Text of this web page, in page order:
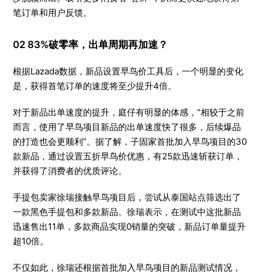
笔订单和用户反馈。
02 83%破零率，出单周期再加速？
根据Lazada数据，新品设置早鸟价工具后，一个明显的变化
是，获得首笔订单的速度将至少提升4倍。
对于新品出单速度的提升，庭仔有明显的体感，“相较于之前
而言，使用了早鸟项目新品的出单速度快了很多，后续爆品
的打造也会更顺利”。据了解，子固家首批加入早鸟项目的30
款新品，通过设置五折早鸟价优惠，有25款迅速斩获订单，
并获得了消费者的优质评论。
手提包卖家徐瑞接触早鸟项目后，尝试从泰国站点筛选出了
一款黑色手提包和多款新品。徐瑞表示，在测试中这批新品
迅速售出11单，多款商品实现0销量的突破，新品订单量提升
超10倍。
不仅如此，徐瑞还根据首批加入早鸟项目的新品测试情况，